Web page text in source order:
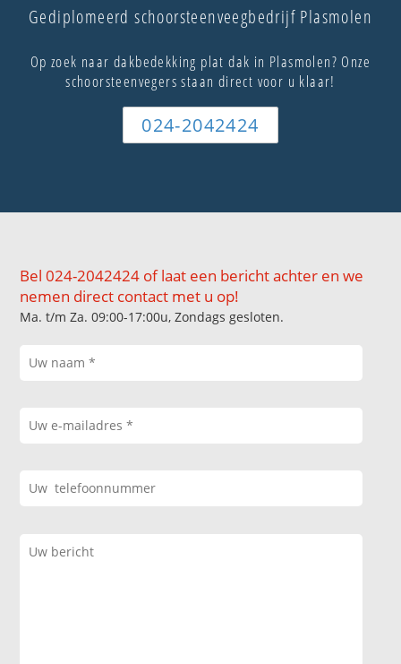
Gediplomeerd schoorsteenveegbedrijf Plasmolen
Op zoek naar dakbedekking plat dak in Plasmolen? Onze
schoorsteenvegers staan direct voor u klaar!
024-2042424
Bel 024-2042424 of laat een bericht achter en we
nemen direct contact met u op!
Ma. t/m Za. 09:00-17:00u, Zondags gesloten.